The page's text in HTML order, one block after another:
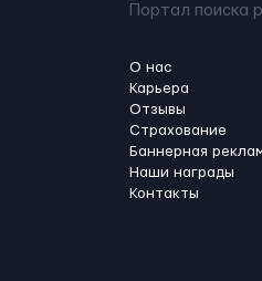
Портал поиска
О нас
Карьера
Отзывы
Страхование
Баннерная
Наши награды
Контакты